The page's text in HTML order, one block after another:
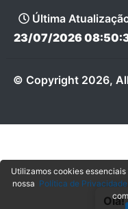
Última
23/07/2026
© Copyright 2026,
Utilizamos cookies
nossa Política de Privacidade